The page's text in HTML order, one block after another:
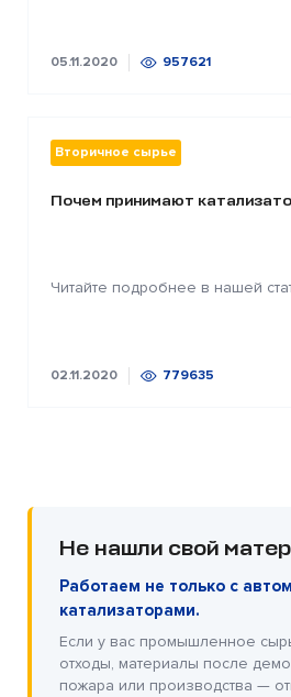
05.11.2020 957621
Вторичное сырье
Почем принимают
Читайте подробнее в нашей
02.11.2020 779635
Не нашли свой
Работаем не только с
катализаторами.
Если у вас промышленное
отходы, материалы после
пожара или производства —